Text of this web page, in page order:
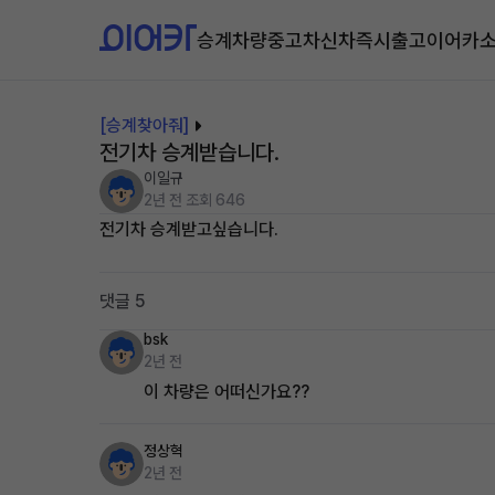
승계차량중고차신차즉시출고이어카
[승계찾아줘]
전기차 승계받습니다.
이일규
2년 전 조회 646
전기차 승계받고싶습니다.
댓글 5
bsk
2년 전
이 차량은 어떠신가요??
정상혁
2년 전